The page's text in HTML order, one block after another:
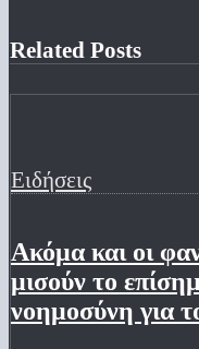
Related Posts
Ειδήσεις
Ακόμα και οι
μισούν το
νοημοσύνη για